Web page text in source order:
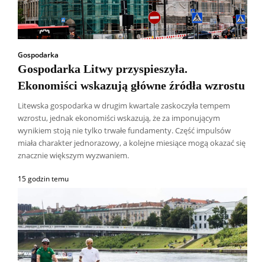
Gospodarka
Gospodarka Litwy przyspieszyła.
Ekonomiści wskazują główne źródła wzrostu
Litewska gospodarka w drugim kwartale zaskoczyła tempem
wzrostu, jednak ekonomiści wskazują, że za imponującym
wynikiem stoją nie tylko trwałe fundamenty. Część impulsów
miała charakter jednorazowy, a kolejne miesiące mogą okazać się
znacznie większym wyzwaniem.
15 godzin temu